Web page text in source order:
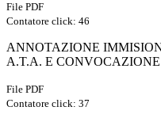
File PDF
Contatore click: 46
ANNOTAZIONE
A.T.A. E
File PDF
Contatore click: 37